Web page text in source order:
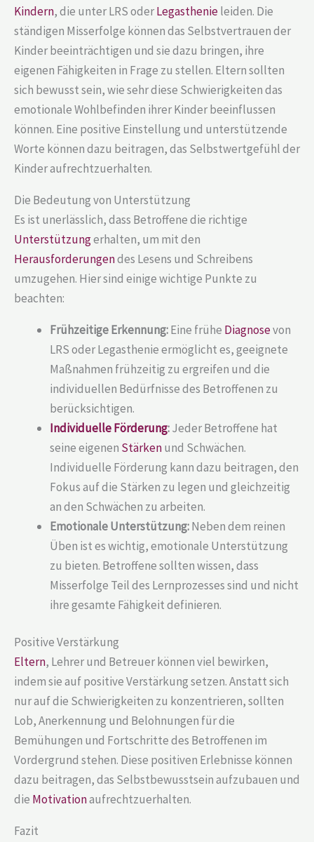
Kindern, die unter LRS oderLegasthenieleiden. Die
ständigen Misserfolge können das Selbstvertrauen der
Kinder beeinträchtigen und sie dazu bringen, ihre
eigenen Fähigkeiten in Frage zu stellen. Eltern sollten
sich bewusst sein, wie sehr diese Schwierigkeiten das
emotionale Wohlbefinden ihrer Kinder beeinflussen
können. Eine positive Einstellung und unterstützende
Worte können dazu beitragen, das Selbstwertgefühl der
Kinder aufrechtzuerhalten.
Die Bedeutung von Unterstützung
Es ist unerlässlich, dass Betroffene die richtige
Unterstützungerhalten, um mit den
Herausforderungendes Lesens und Schreibens
umzugehen. Hier sind einige wichtige Punkte zu
beachten:
Frühzeitige Erkennung:Eine frühe Diagnosevon
LRS oder Legasthenie ermöglicht es, geeignete
Maßnahmen frühzeitig zu ergreifen und die
individuellen Bedürfnisse des Betroffenen zu
berücksichtigen.
Individuelle Förderung:Jeder Betroffene hat
seine eigenen Stärkenund Schwächen.
Individuelle Förderung kann dazu beitragen, den
Fokus auf die Stärken zu legen und gleichzeitig
an den Schwächen zu arbeiten.
Emotionale Unterstützung:Neben dem reinen
Üben ist es wichtig, emotionale Unterstützung
zu bieten. Betroffene sollten wissen, dass
Misserfolge Teil des Lernprozesses sind und nicht
ihre gesamte Fähigkeit definieren.
Positive Verstärkung
Eltern, Lehrer und Betreuer können viel bewirken,
indem sie auf positive Verstärkung setzen. Anstatt sich
nur auf die Schwierigkeiten zu konzentrieren, sollten
Lob, Anerkennung und Belohnungen für die
Bemühungen und Fortschritte des Betroffenen im
Vordergrund stehen. Diese positiven Erlebnisse können
dazu beitragen, das Selbstbewusstsein aufzubauen und
die Motivationaufrechtzuerhalten.
Fazit